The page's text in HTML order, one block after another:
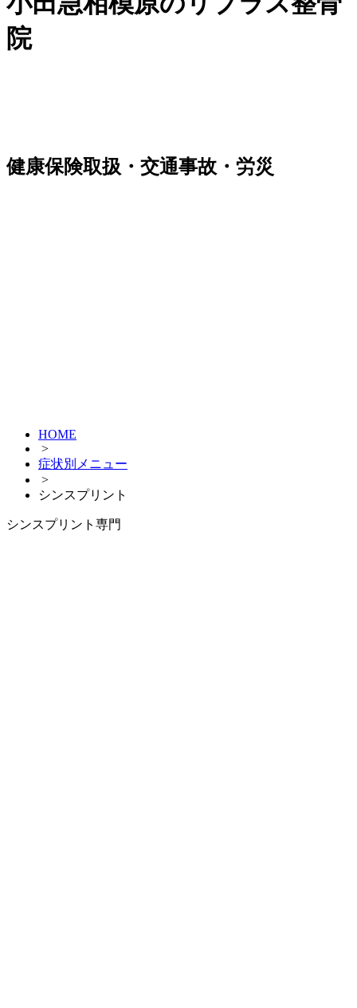
院
健康保険取扱・交通事故・労災
HOME
>
症状別メニュー
>
シンスプリント
シンスプリント 専門